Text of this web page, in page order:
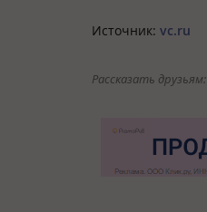
Источник: vc.ru
Рассказать друзьям: